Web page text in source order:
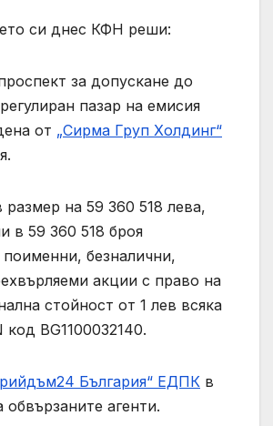
си днес КФН реши:
за допускане до
пазар на емисия
от „Сирма Груп Холдинг“
размер на 59 360 518 лева,
в 59 360 518 броя
безналични,
акции с право на
стойност от 1 лев всяка
BG1100032140.
България“ ЕДПК в
обвързаните агенти.